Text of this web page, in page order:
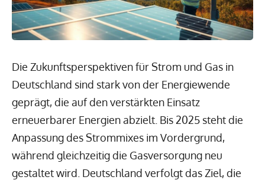
Die Zukunftsperspektiven für Strom und Gas in
Deutschland sind stark von der Energiewende
geprägt, die auf den verstärkten Einsatz
erneuerbarer Energien abzielt. Bis 2025 steht die
Anpassung des Strommixes im Vordergrund,
während gleichzeitig die Gasversorgung neu
gestaltet wird. Deutschland verfolgt das Ziel, die